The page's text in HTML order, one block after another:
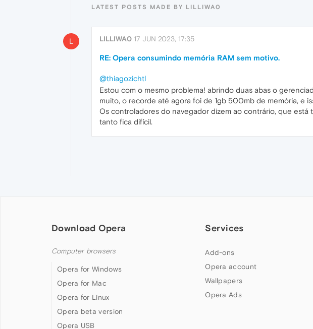
LATEST POSTS MADE BY LILLIWA0
L LILLIWA0 17 JUN 2023, 17:35
RE: Opera consumindo memória RAM sem motivo.
@thiagozichtl
Estou com o mesmo problema! abrindo duas abas o
muito, o recorde até agora foi de 1gb 500mb de memória, e
Os controladores do navegador dizem ao contrário, que
tanto fica difícil.
Download Opera
Computer browsers
Opera for Windows
Opera for Mac
Opera for Linux
Opera beta version
Opera USB
Services
Add-ons
Opera account
Wallpapers
Opera Ads